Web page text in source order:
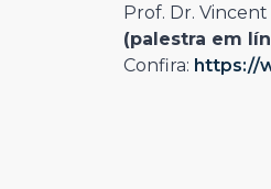
Prof. Dr.
(palestra em
Confira: https://